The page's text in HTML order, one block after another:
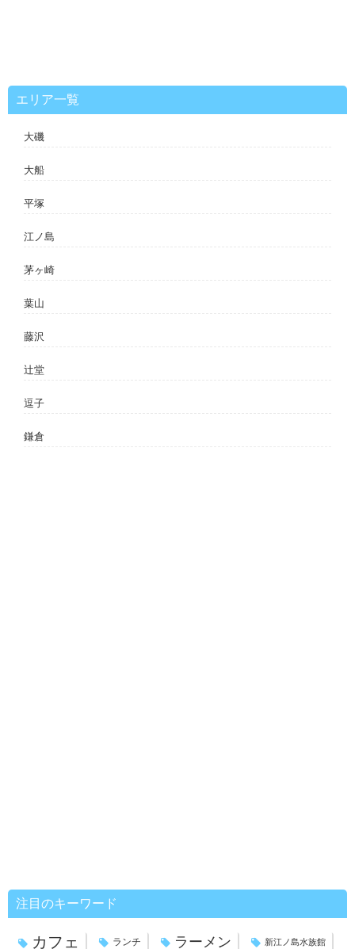
ン
エリア一覧
大磯
大船
平塚
江ノ島
茅ヶ崎
葉山
藤沢
辻堂
逗子
鎌倉
注目のキーワード
カフェ ランチ ラーメン 新江ノ島水族館